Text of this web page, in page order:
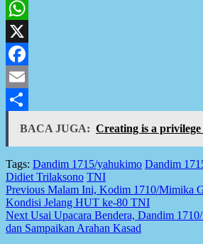
WhatsApp
X
Facebook
Email
Share
BACA JUGA: Creating is a privilege
Tags: Dandim 1715/yahukimo Dandim
Didiet Trilaksono TNI
Post
navigation
Previous Malam Ini, Kodim 1710/Mimika
Kondisi Jelang HUT ke-80 TNI
Next Usai Upacara Bendera, Dandim
dan Sampaikan Arahan Kasad